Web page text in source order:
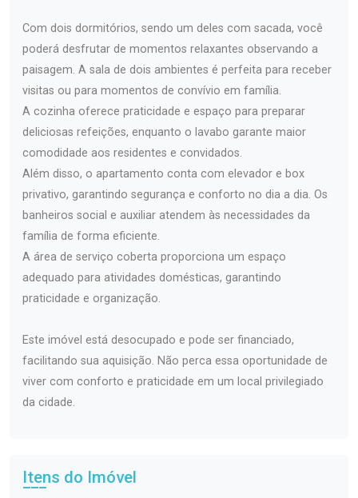
Com dois dormitórios, sendo um deles com sacada, você
poderá desfrutar de momentos relaxantes observando a
paisagem. A sala de dois ambientes é perfeita para receber
visitas ou para momentos de convívio em família.
A cozinha oferece praticidade e espaço para preparar
deliciosas refeições, enquanto o lavabo garante maior
comodidade aos residentes e convidados.
Além disso, o apartamento conta com elevador e box
privativo, garantindo segurança e conforto no dia a dia. Os
banheiros social e auxiliar atendem às necessidades da
família de forma eficiente.
A área de serviço coberta proporciona um espaço
adequado para atividades domésticas, garantindo
praticidade e organização.
Este imóvel está desocupado e pode ser financiado,
facilitando sua aquisição. Não perca essa oportunidade de
viver com conforto e praticidade em um local privilegiado
da cidade.
Itens do Imóvel